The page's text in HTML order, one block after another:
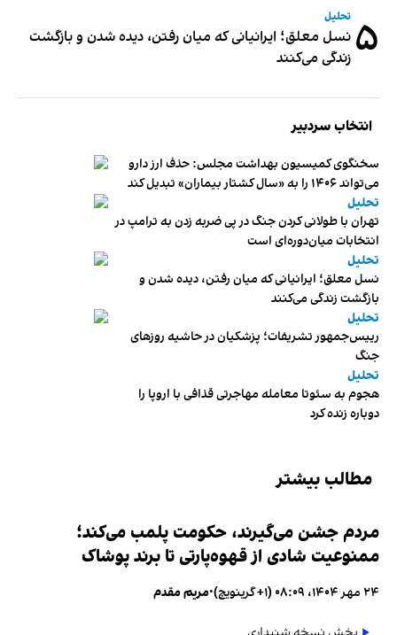
۵ تحلیل
نسل معلق؛ ایرانیانی که میان رفتن، دیده شدن و بازگشت
زندگی می‌کنند
انتخاب سردبیر
سخنگوی کمیسیون بهداشت مجلس: حذف ارز دارو
می‌تواند ۱۴۰۶ را به «سال کشتار بیماران» تبدیل کند
تحلیل
تهران با طولانی کردن جنگ در پی ضربه زدن به ترامپ در
انتخابات میان‌دوره‌ای است
تحلیل
نسل معلق؛ ایرانیانی که میان رفتن، دیده شدن و
بازگشت زندگی می‌کنند
تحلیل
رییس‌جمهور تشریفات؛ پزشکیان در حاشیه روزهای
جنگ
تحلیل
هجوم به سئوتا معامله مهاجرتی قذافی با اروپا را
دوباره زنده کرد
مطالب بیشتر
مردم جشن می‌گیرند، حکومت پلمب می‌کند؛
ممنوعیت شادی از قهوه‌پارتی تا برند پوشاک
۲۴ مهر ۱۴۰۴، ۰۸:۰۹ (‎+۱ گرینویچ) •مریم مقدم